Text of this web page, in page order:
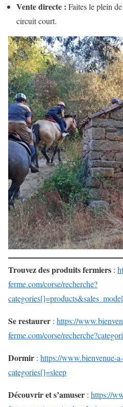
Vente directe : Faites le plein
circuit court.
Trouvez des produits fermiers :
ferme.com/corse/recherche?
Se restaurer : https://
ferme.com/corse/
Dormir : https://www.bienvenue-
categories[]=sleep
Découvrir et s’amuser : https://